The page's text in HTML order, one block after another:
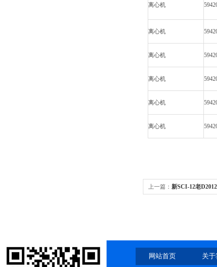
离心机
离心机
离心机
离心机
离心机
离心机
上一篇： 新SCI-12老
网站首页 关